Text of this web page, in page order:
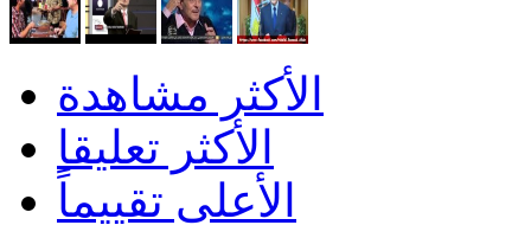
الأكثر مشاهدة
الأكثر تعليقا
الأعلى تقييماً